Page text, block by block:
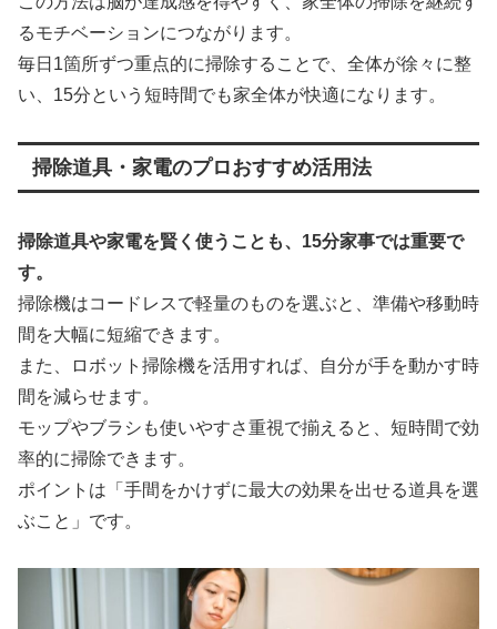
るモチベーションにつながります。
毎日1箇所ずつ重点的に掃除することで、全体が徐々に整
い、15分という短時間でも家全体が快適になります。
掃除道具・家電のプロおすすめ活用法
掃除道具や家電を賢く使うことも、15分家事では重要で
す。
掃除機はコードレスで軽量のものを選ぶと、準備や移動時
間を大幅に短縮できます。
また、ロボット掃除機を活用すれば、自分が手を動かす時
間を減らせます。
モップやブラシも使いやすさ重視で揃えると、短時間で効
率的に掃除できます。
ポイントは「手間をかけずに最大の効果を出せる道具を選
ぶこと」です。